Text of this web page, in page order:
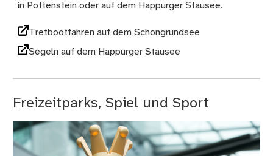
in Pottenstein oder auf dem Happurger Stausee.
Tretbootfahren auf dem Schöngrundsee
Segeln auf dem Happurger Stausee
Freizeitparks, Spiel und Sport